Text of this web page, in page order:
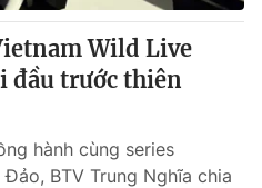
Wild Live
đầu trước thiên
hành cùng series
BTV Trung Nghĩa chia